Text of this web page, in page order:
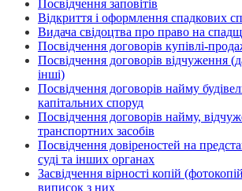
Посвідчення заповітів
Відкриття і оформлення спадкових
Видача свідоцтва про право на
Посвідчення договорів купівлі-
Посвідчення договорів відчуження
інші)
Посвідчення договорів найму
капітальних споруд
Посвідчення договорів найму,
транспортних засобів
Посвідчення довіреностей на
суді та інших органах
Засвідчення вірності копій
виписок з них